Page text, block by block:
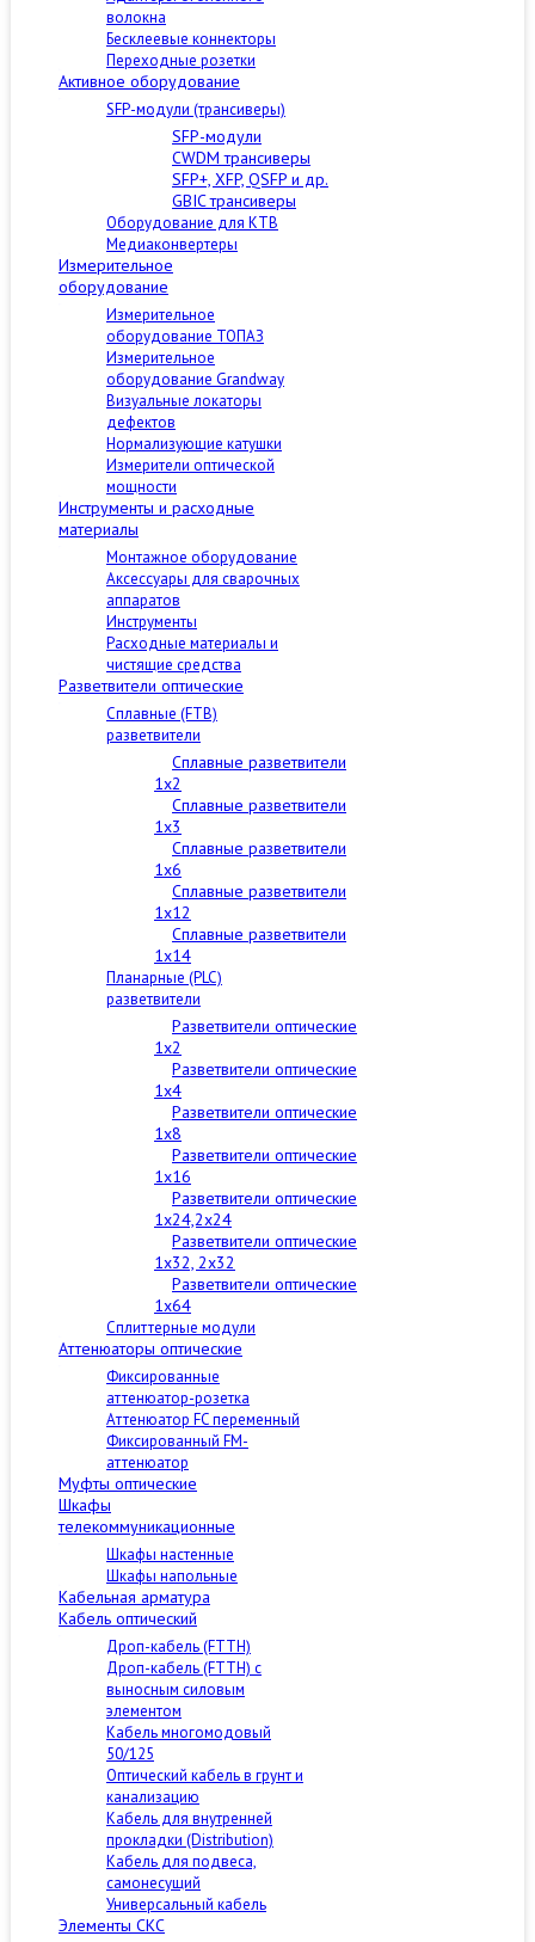
волокна
Бесклеевые коннекторы
Переходные розетки
Активное оборудование
SFP-модули (трансиверы)
SFP-модули
CWDM трансиверы
SFP+, XFP, QSFP и др.
GBIC трансиверы
Оборудование для КТВ
Медиаконвертеры
Измерительное
оборудование
Измерительное
оборудование ТОПАЗ
Измерительное
оборудование Grandway
Визуальные локаторы
дефектов
Нормализующие катушки
Измерители оптической
мощности
Инструменты и расходные
материалы
Монтажное оборудование
Аксессуары для сварочных
аппаратов
Инструменты
Расходные материалы и
чистящие средства
Разветвители оптические
Сплавные (FTB)
разветвители
Сплавные разветвители
1x2
Сплавные разветвители
1x3
Сплавные разветвители
1x6
Сплавные разветвители
1x12
Сплавные разветвители
1x14
Планарные (PLC)
разветвители
Разветвители оптические
1x2
Разветвители оптические
1x4
Разветвители оптические
1x8
Разветвители оптические
1x16
Разветвители оптические
1x24,2x24
Разветвители оптические
1x32, 2x32
Разветвители оптические
1x64
Сплиттерные модули
Аттенюаторы оптические
Фиксированные
аттенюатор-розетка
Аттенюатор FC переменный
Фиксированный FM-
аттенюатор
Муфты оптические
Шкафы
телекоммуникационные
Шкафы настенные
Шкафы напольные
Кабельная арматура
Кабель оптический
Дроп-кабель (FTTH)
Дроп-кабель (FTTH) с
выносным силовым
элементом
Кабель многомодовый
50/125
Оптический кабель в грунт и
канализацию
Кабель для внутренней
прокладки (Distribution)
Кабель для подвеса,
самонесущий
Универсальный кабель
Элементы СКС